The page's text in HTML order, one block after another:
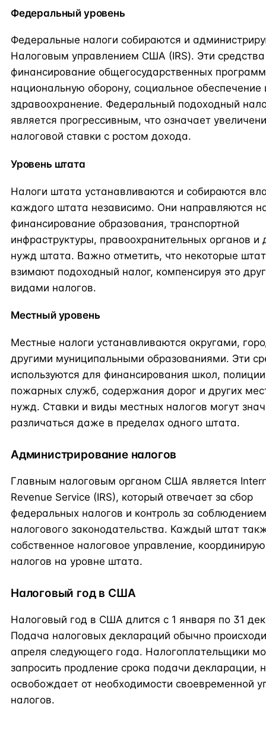
Федеральный уровень
Федеральные налоги собираются и
Налоговым управлением США (IRS). Эти
финансирование общегосударственных
национальную оборону, социальное обеспечение
здравоохранение. Федеральный подоходный
является прогрессивным, что означает
налоговой ставки с ростом дохода.
Уровень штата
Налоги штата устанавливаются и собираются
каждого штата независимо. Они направляются
финансирование образования, транспортной
инфраструктуры, правоохранительных органов и
нужд штата. Важно отметить, что некоторые
взимают подоходный налог, компенсируя это
видами налогов.
Местный уровень
Местные налоги устанавливаются округами,
другими муниципальными образованиями. Эти
используются для финансирования школ,
пожарных служб, содержания дорог и других
нужд. Ставки и виды местных налогов могут
различаться даже в пределах одного штата.
Администрирование налогов
Главным налоговым органом США является
Revenue Service (IRS), который отвечает за сбор
федеральных налогов и контроль за соблюдением
налогового законодательства. Каждый штат
собственное налоговое управление,
налогов на уровне штата.
Налоговый год в США
Налоговый год в США длится с 1 января по 31
Подача налоговых деклараций обычно
апреля следующего года. Налогоплательщики
запросить продление срока подачи декларации,
освобождает от необходимости своевременной
налогов.